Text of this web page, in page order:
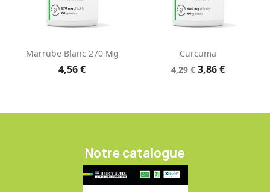
Marrube Blanc 270 Mg
4,56 €
Curcuma
4,29 € 3,86 €
Notre catalogue